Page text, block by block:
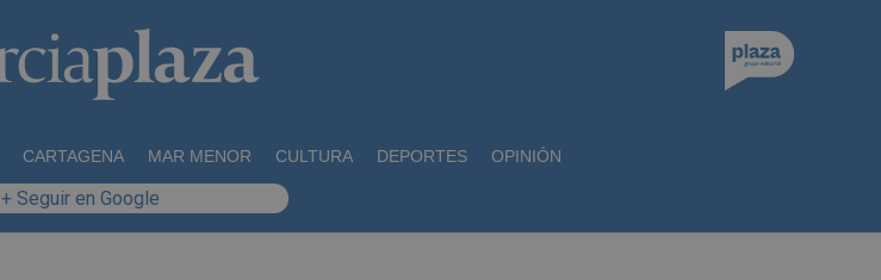
CARTAGENA MAR MENOR CULTURA DEPORTES OPINIÓN
+ Seguir en Google